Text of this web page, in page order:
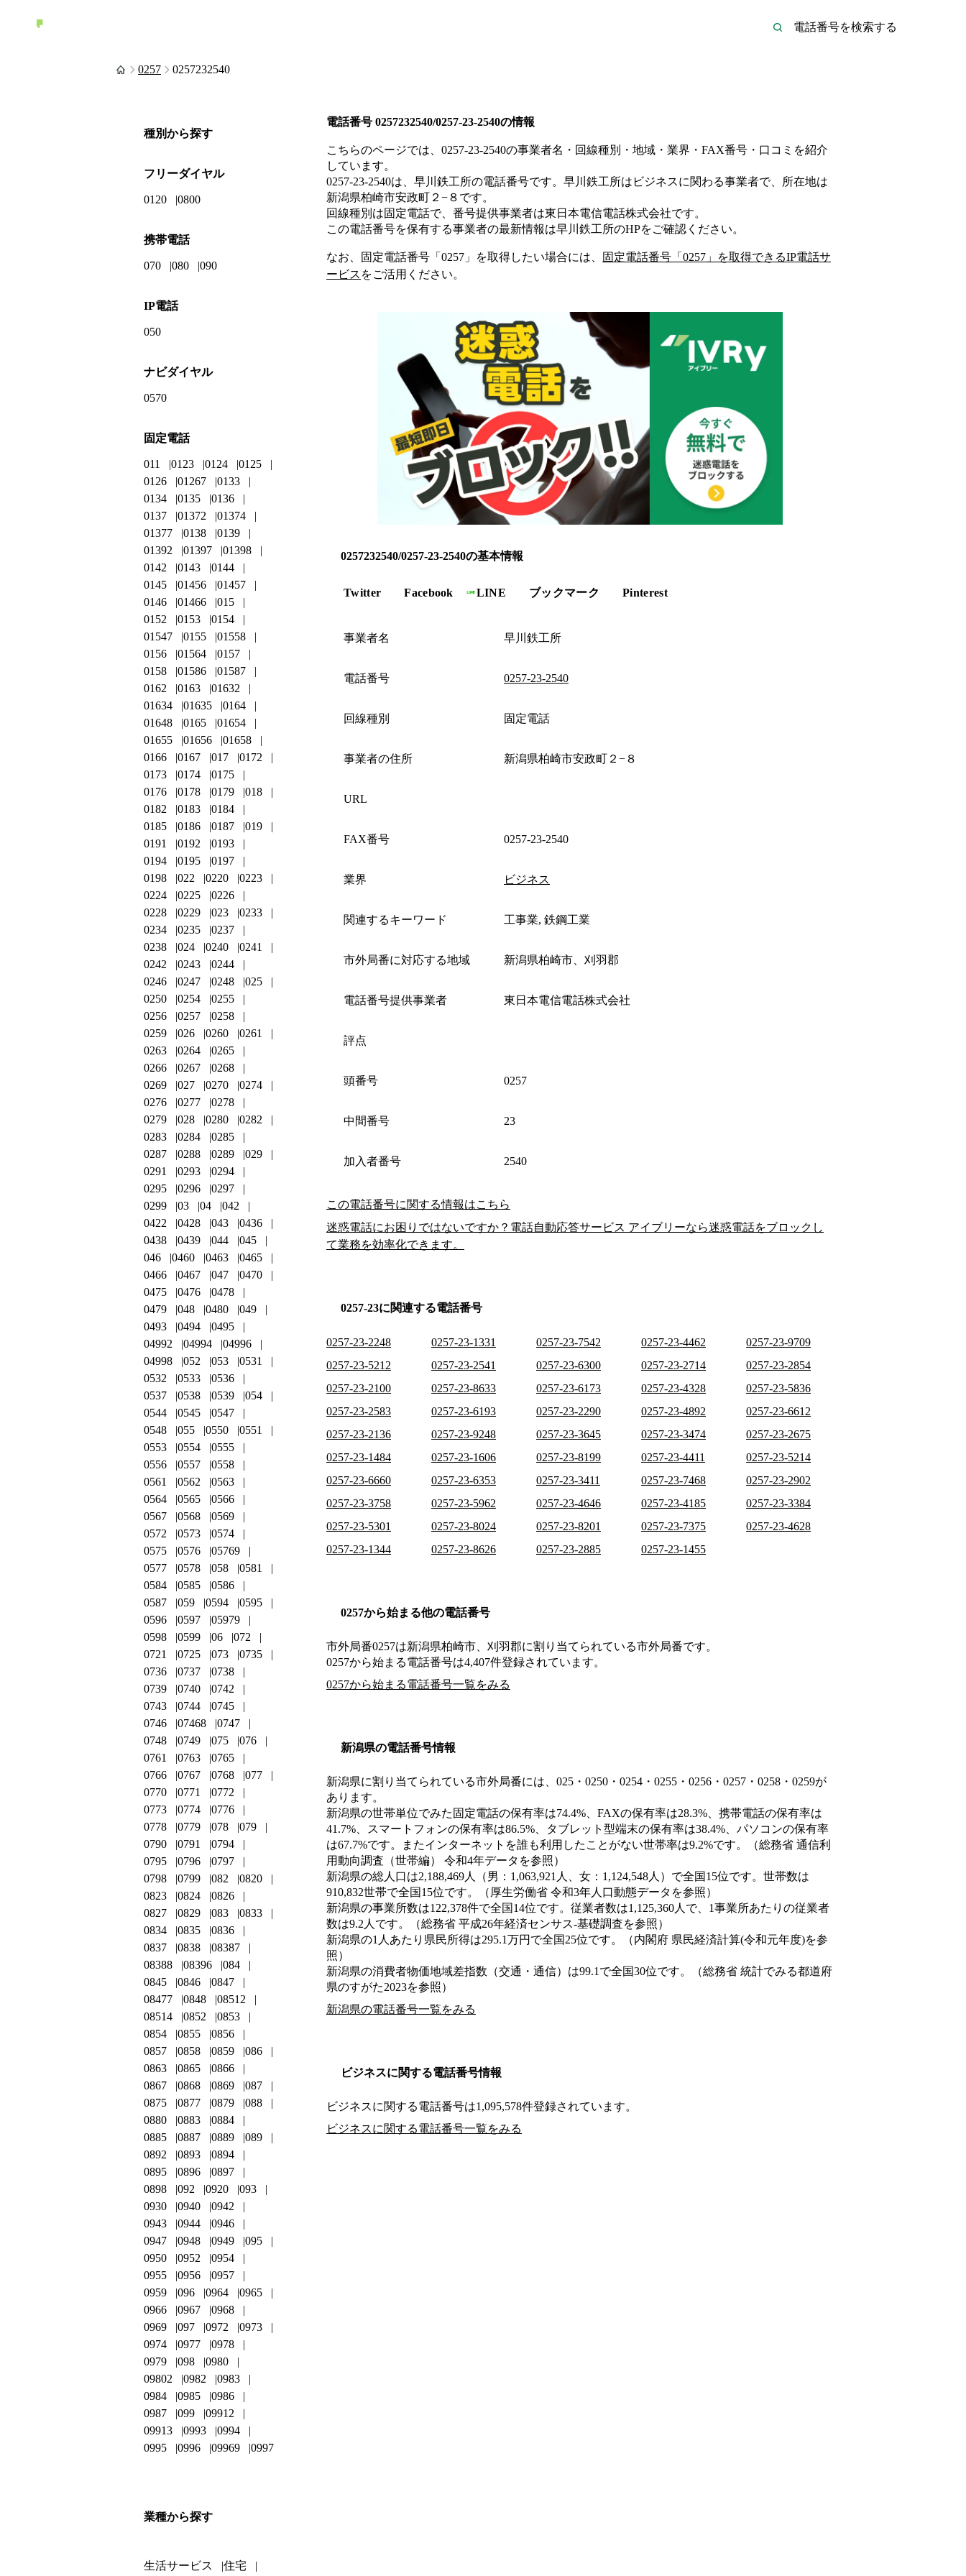
0257 0257232540
電話番号 0257232540/0257-23-2540の情報
こちらのページでは、 0257-23-2540の事業者名・回線種別・地域・業界・FAX番号・口コミを紹介
しています。
0257-23-2540は、 早川鉄工所の電話番号です。 早川鉄工所は ビジネスに関わる事業者で、所在地は
新潟県柏崎市安政町２−８ です。
回線種別は固定電話で、番号提供事業者は東日本電信電話株式会社です。
この電話番号を保有する事業者の最新情報は早川鉄工所のHPをご確認ください。
なお、固定電話番号「 0257 」を取得したい場合には、 固定電話番号「 0257 」を取得できるIP電話サ
ービス をご活用ください。
0257232540/0257-23-2540の基本情報
Twitter Facebook LINE ブックマーク Pinterest
事業者名 早川鉄工所
電話番号 0257-23-2540
回線種別 固定電話
事業者の住所 新潟県柏崎市安政町２−８
URL
FAX番号 0257-23-2540
業界 ビジネス
関連するキーワード 工事業, 鉄鋼工業
市外局番に対応する地域 新潟県柏崎市、刈羽郡
電話番号提供事業者 東日本電信電話株式会社
評点
頭番号 0257
中間番号 23
加入者番号 2540
この電話番号に関する情報はこちら
迷惑電話にお困りではないですか？電話自動応答サービス アイブリーなら迷惑電話をブロックし
て業務を効率化できます。
0257-23に関連する電話番号
0257-23-2248 0257-23-1331 0257-23-7542 0257-23-4462
0257-23-9709
0257-23-5212
0257-23-2541 0257-23-6300 0257-23-2714
0257-23-2854
0257-23-2100
0257-23-8633 0257-23-6173 0257-23-4328
0257-23-5836
0257-23-2583
0257-23-6193 0257-23-2290 0257-23-4892
0257-23-6612
0257-23-2136
0257-23-9248 0257-23-3645 0257-23-3474
0257-23-2675
0257-23-1484
0257-23-1606 0257-23-8199 0257-23-4411
0257-23-5214
0257-23-6660
0257-23-6353 0257-23-3411 0257-23-7468
0257-23-2902
0257-23-3758
0257-23-5962 0257-23-4646 0257-23-4185
0257-23-3384
0257-23-5301
0257-23-8024 0257-23-8201 0257-23-7375
0257-23-4628
0257-23-1344
0257-23-8626 0257-23-2885 0257-23-1455
0257から始まる他の電話番号
市外局番0257は新潟県柏崎市、刈羽郡に割り当てられている市外局番です。
0257から始まる電話番号は4,407件登録されています。
0257から始まる電話番号一覧をみる
新潟県の電話番号情報
新潟県に割り当てられている市外局番には、025・0250・0254・0255・0256・0257・0258・0259が
あります。
新潟県の世帯単位でみた固定電話の保有率は74.4%、FAXの保有率は28.3%、携帯電話の保有率は
41.7%、スマートフォンの保有率は86.5%、タブレット型端末の保有率は38.4%、パソコンの保有率
は67.7%です。またインターネットを誰も利用したことがない世帯率は9.2%です。（総務省 通信利
用動向調査（世帯編） 令和4年データを参照）
新潟県の総人口は2,188,469人（男：1,063,921人、女：1,124,548人）で全国15位です。世帯数は
910,832世帯で全国15位です。（厚生労働省 令和3年人口動態データを参照）
新潟県の事業所数は122,378件で全国14位です。従業者数は1,125,360人で、1事業所あたりの従業者
数は9.2人です。（総務省 平成26年経済センサス‐基礎調査を参照）
新潟県の1人あたり県民所得は295.1万円で全国25位です。（内閣府 県民経済計算(令和元年度)を参
照）
新潟県の消費者物価地域差指数（交通・通信）は99.1で全国30位です。（総務省 統計でみる都道府
県のすがた2023を参照）
新潟県の電話番号一覧をみる
ビジネスに関する電話番号情報
ビジネスに関する電話番号は1,095,578件登録されています。
ビジネスに関する電話番号一覧をみる
種別から探す
フリーダイヤル
0120 0800
携帯電話
070 080 090
IP電話
050
ナビダイヤル
0570
固定電話
011 0123 0124
0125
0126
01267
0133
0134
0135
0136
0137
01372
01374
01377
0138
0139
01392
01397
01398
0142
0143
0144
0145
01456
01457
0146
01466
015
0152
0153
0154
01547
0155
01558
0156
01564
0157
0158
01586
01587
0162
0163
01632
01634
01635
0164
01648
0165
01654
01655
01656
01658
0166
0167 017
0172
0173
0174
0175
0176
0178 0179
018
0182
0183
0184
0185
0186 0187
019
0191
0192
0193
0194
0195
0197
0198
022 0220
0223
0224
0225
0226
0228
0229 023
0233
0234
0235
0237
0238
024 0240
0241
0242
0243
0244
0246
0247 0248
025
0250
0254
0255
0256
0257
0258
0259
026 0260
0261
0263
0264
0265
0266
0267
0268
0269
027 0270
0274
0276
0277
0278
0279
028 0280
0282
0283
0284
0285
0287
0288 0289
029
0291
0293
0294
0295
0296
0297
0299
03 04
042
0422
0428 043
0436
0438
0439 044
045
046
0460 0463
0465
0466
0467 047
0470
0475
0476
0478
0479
048 0480
049
0493
0494
0495
04992
04994
04996
04998
052 053
0531
0532
0533
0536
0537
0538 0539
054
0544
0545
0547
0548
055 0550
0551
0553
0554
0555
0556
0557
0558
0561
0562
0563
0564
0565
0566
0567
0568
0569
0572
0573
0574
0575
0576
05769
0577
0578 058
0581
0584
0585
0586
0587
059 0594
0595
0596
0597
05979
0598
0599 06
072
0721
0725 073
0735
0736
0737
0738
0739
0740
0742
0743
0744
0745
0746
07468
0747
0748
0749 075
076
0761
0763
0765
0766
0767 0768
077
0770
0771
0772
0773
0774
0776
0778
0779 078
079
0790
0791
0794
0795
0796
0797
0798
0799 082
0820
0823
0824
0826
0827
0829 083
0833
0834
0835
0836
0837
0838
08387
08388
08396
084
0845
0846
0847
08477
0848
08512
08514
0852
0853
0854
0855
0856
0857
0858 0859
086
0863
0865
0866
0867
0868 0869
087
0875
0877 0879
088
0880
0883
0884
0885
0887 0889
089
0892
0893
0894
0895
0896
0897
0898
092 0920
093
0930
0940
0942
0943
0944
0946
0947
0948 0949
095
0950
0952
0954
0955
0956
0957
0959
096 0964
0965
0966
0967
0968
0969
097 0972
0973
0974
0977
0978
0979
098
0980
09802
0982
0983
0984
0985
0986
0987
099
09912
09913
0993
0994
0995
0996 09969 0997
業種から探す
生活サービス 住宅